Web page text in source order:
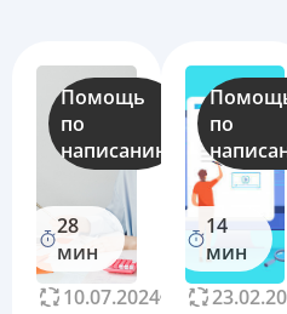
Помощь
по
написанию
28
мин
10.07.2024
16283
по
14
мин